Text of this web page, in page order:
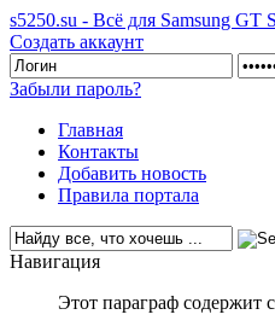
s5250.su - Всё для Samsung GT
Создать аккаунт
Забыли пароль?
Главная
Контакты
Добавить новость
Правила портала
Навигация
Этот параграф содержит